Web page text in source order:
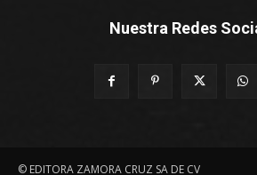
Nuestra Redes
© EDITORA ZAMORA CRUZ SA DE CV